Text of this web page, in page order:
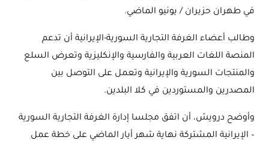
في طهران حزيران / يونيو الماضي.
وطالب أعضاء الغرفة التجارية السورية-الإيرانية أن تدعم
المنصة اللغات العربية والفارسية والإنكليزية وتعرض السلع
والمنتجات السورية والإيرانية وتعمل على التوصل بين
المصدرين والمستوردين في كلا البلدين.
وأوضح درويش، أن اتفق مجلسا إدارة الغرفة التجارية السورية
– الإيرانية المشتركة نهاية شهر أيار الماضي على خطة عمل